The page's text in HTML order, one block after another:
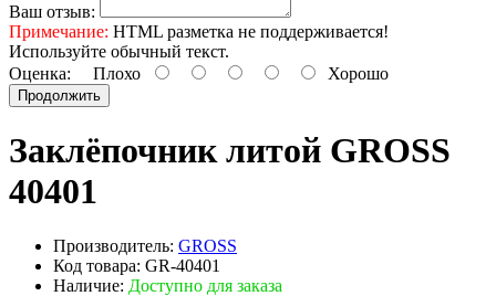
Ваш отзыв:
Примечание: HTML разметка не поддерживается!
Используйте обычный текст.
Оценка: Плохо Хорошо
Продолжить
Заклёпочник литой GROSS
40401
Производитель: GROSS
Код товара: GR-40401
Наличие: Доступно для заказа